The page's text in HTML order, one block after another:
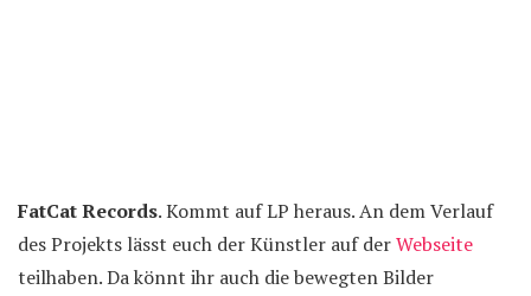
FatCat Records. Kommt auf LP heraus. An dem Verlauf
des Projekts lässt euch der Künstler auf derWebseite
teilhaben. Da könnt ihr auch die bewegten Bilder